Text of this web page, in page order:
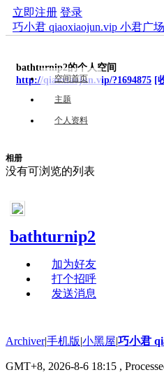
立即注册 登录
巧小君 qiaoxiaojun.vip 小君广
bathturnip2的个人空间
http://qiaoxiaojun.vip/?1694875 [
空间首页
主题
个人资料
相册
没有可浏览的列表
bathturnip2
加为好友
打个招呼
发送消息
Archiver|手机版|小黑屋|巧小君
GMT+8, 2026-8-6 18:15 ,